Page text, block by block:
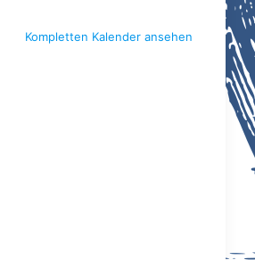
Kompletten Kalender ansehen